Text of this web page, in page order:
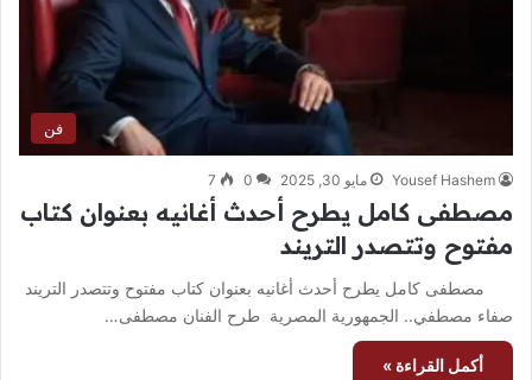
فن
Yousef Hashem مايو 30, 2025 0
7
مصطفى كامل يطرح أحدث أغانيه بعنوان كتاب
مفتوح وتتصدر التريند
مصطفى كامل يطرح أحدث أغانيه بعنوان كتاب مفتوح وتتصدر التريند
صفاء مصطفي.. الجمهورية المصرية طرح الفنان مصطفى…
أكمل القراءة »